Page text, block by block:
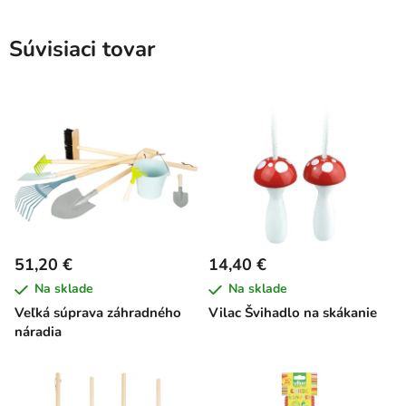
Súvisiaci tovar
Veľká súprava záhradného
náradia
51,20 €
Na sklade
Vilac Švihadlo na skákanie
14,40 €
Na sklade